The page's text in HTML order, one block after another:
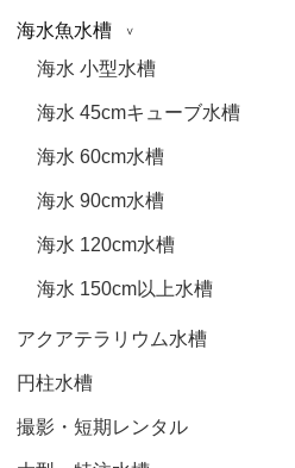
海水魚水槽
海水 小型水槽
海水 45cmキューブ水槽
海水 60cm水槽
海水 90cm水槽
海水 120cm水槽
海水 150cm以上水槽
アクアテラリウム水槽
円柱水槽
撮影・短期レンタル